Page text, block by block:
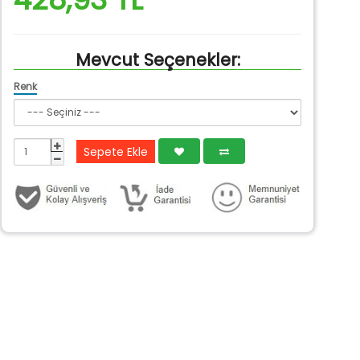
Mevcut Seçenekler:
Renk
Sepete Ekle